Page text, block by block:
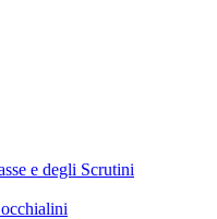
e degli Scrutini